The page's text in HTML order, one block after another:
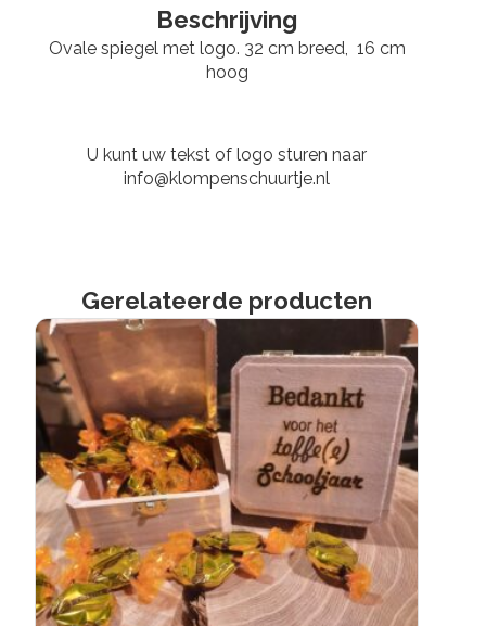
Beschrijving
Ovale spiegel met logo. 32 cm breed, 16 cm
hoog
U kunt uw tekst of logo sturen naar
info@klompenschuurtje.nl
Gerelateerde producten